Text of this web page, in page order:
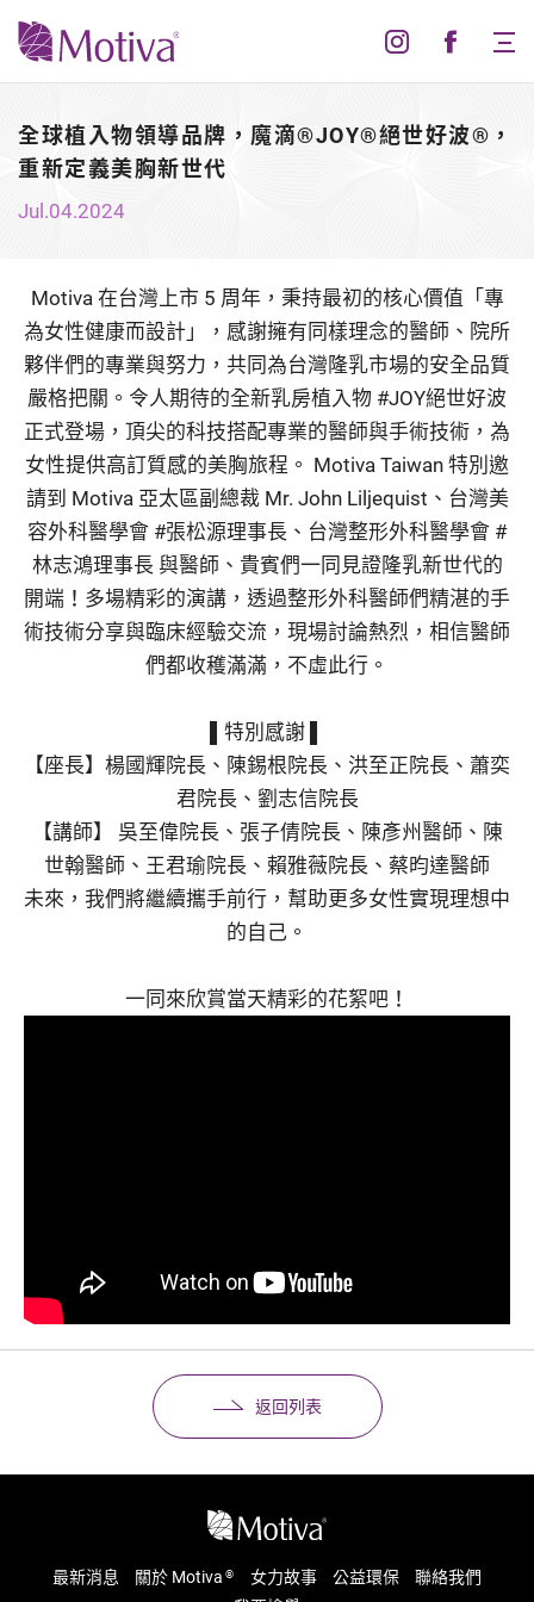
全球植入物領導品牌，魔滴®JOY®絕世好波®，
重新定義美胸新世代
Jul.04.2024
Motiva 在台灣上市 5 周年，秉持最初的核心價值「專
為女性健康而設計」，感謝擁有同樣理念的醫師、院所
夥伴們的專業與努力，共同為台灣隆乳市場的安全品質
嚴格把關。令人期待的全新乳房植入物 #JOY絕世好波
正式登場，頂尖的科技搭配專業的醫師與手術技術，為
女性提供高訂質感的美胸旅程。 Motiva Taiwan 特別邀
請到 Motiva 亞太區副總裁 Mr. John Liljequist、台灣美
容外科醫學會 #張松源理事長、台灣整形外科醫學會 #
林志鴻理事長 與醫師、貴賓們一同見證隆乳新世代的
開端！多場精彩的演講，透過整形外科醫師們精湛的手
術技術分享與臨床經驗交流，現場討論熱烈，相信醫師
們都收穫滿滿，不虛此行。
▌特別感謝 ▌
【座長】楊國輝院長、陳錫根院長、洪至正院長、蕭奕
君院長、劉志信院長
【講師】 吳至偉院長、張子倩院長、陳彥州醫師、陳
世翰醫師、王君瑜院長、賴雅薇院長、蔡昀達醫師
未來，我們將繼續攜手前行，幫助更多女性實現理想中
的自己。
一同來欣賞當天精彩的花絮吧！
返回列表
最新消息 關於 Motiva ® 女力故事 公益環保
聯絡我們